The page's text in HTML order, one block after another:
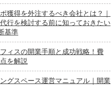
獲得を外注するべき会社とは？｜
行を検討する前に知っておきたい
基準
ィスの開業手順と成功戦略！費
を解説
グスペース運営マニュアル｜開業